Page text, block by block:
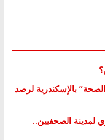
بالإسكندرية لرصد
لمدينة الصحفيين..